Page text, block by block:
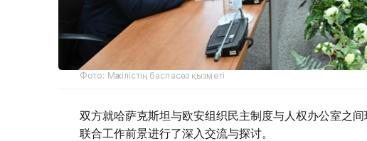
Фото: Мәжілістің баспасөз қызметі
双方就哈萨克斯坦与欧安组织民主制度与人权办公室之
联合工作前景进行了深入交流与探讨。